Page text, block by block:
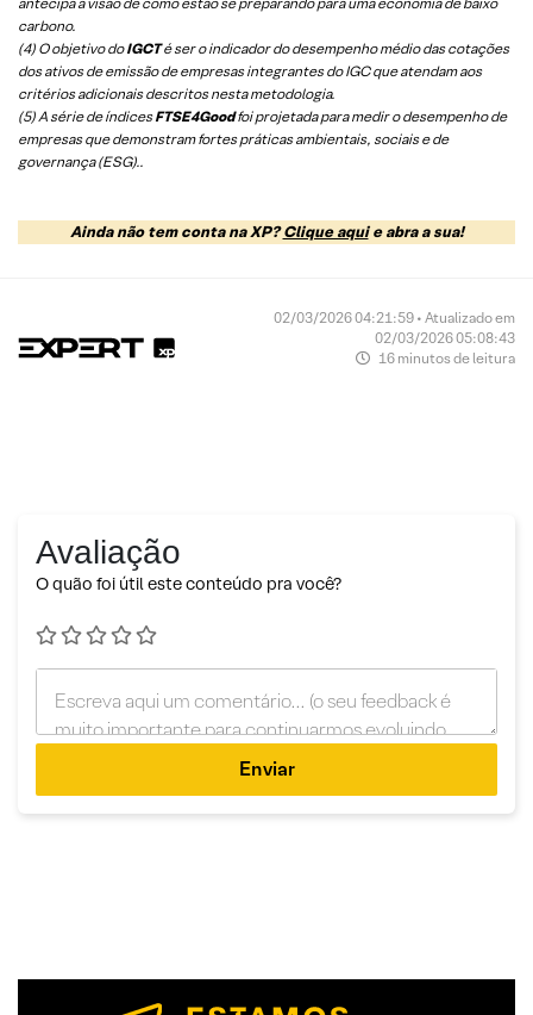
carbono.
(4) O objetivo doIGCTé ser o indicador do desempenho médio das cotações
dos ativos de emissão de empresas integrantes do IGC que atendam aos
critérios adicionais descritos nesta metodologia.
(5) A série de índicesFTSE4Goodfoi projetada para medir o desempenho de
empresas que demonstram fortes práticas ambientais, sociais e de
governança (ESG)..
Ainda não tem conta na XP?Clique aquie abra a sua!
02/03/2026 04:21:59 • Atualizado em
02/03/2026 05:08:43
16 minutos de leitura
Avaliação
O quão foi útil este conteúdo pra você?
Enviar